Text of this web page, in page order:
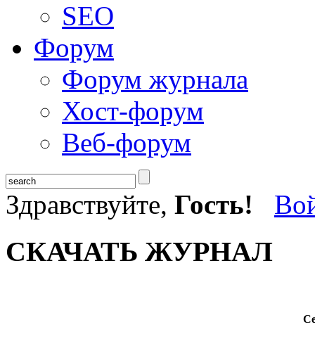
SEO
Форум
Форум журнала
Хост-форум
Веб-форум
Здравствуйте, Гость!
СКАЧАТЬ ЖУРНАЛ